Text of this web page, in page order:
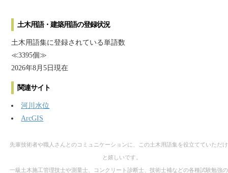
土木用語・建築用語の登録状況
土木用語集に登録されている単語数
≪3395個≫
2026年8月5日現在
関連サイト
河川水位
ArcGIS
先輩技術者や職人さんとのコミュニケーションに、この土木用語集を役立てていただ
と嬉しいです。
一級土木施工管理技士や測量士、コンクリート診断士、技術士補などの各種試験勉強